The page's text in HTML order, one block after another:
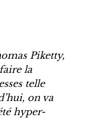
Piketty,
la
telle
on va
hyper-